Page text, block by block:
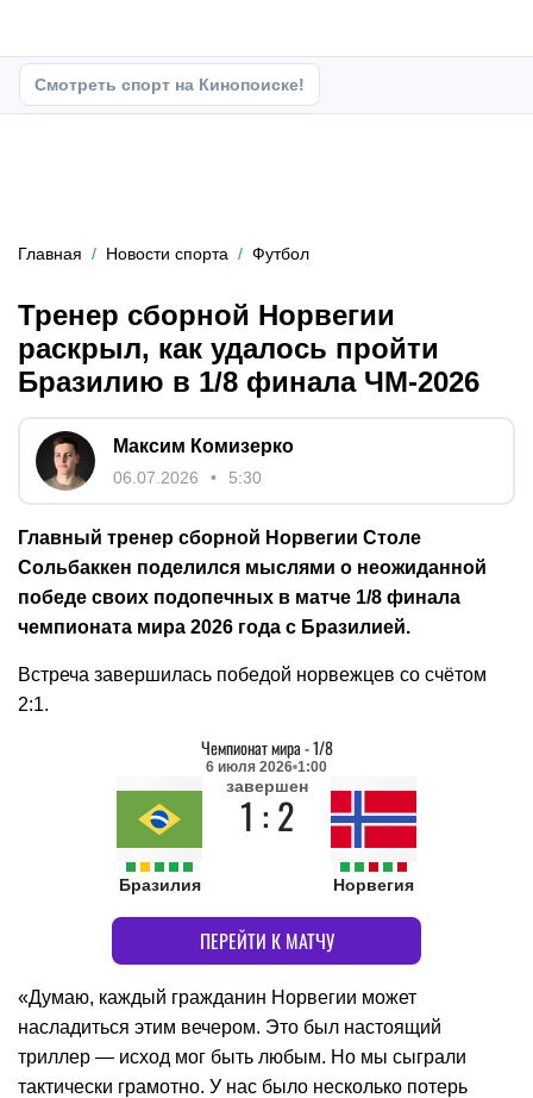
Смотреть спорт на Кинопоиске!
Главная Новости спорта Футбол
Тренер сборной Норвегии
раскрыл, как удалось пройти
Бразилию в 1/8 финала ЧМ-2026
Максим Комизерко
06.07.2026 5:30
Главный тренер сборной Норвегии Столе
Сольбаккен поделился мыслями о неожиданной
победе своих подопечных в матче 1/8 финала
чемпионата мира 2026 года с Бразилией.
Встреча завершилась победой норвежцев со счётом
2:1.
Чемпионат мира-1/8
6 июля 2026 1:00
Бразилия
завершен
1 : 2
Норвегия
ПЕРЕЙТИ К МАТЧУ
«Думаю, каждый гражданин Норвегии может
насладиться этим вечером. Это был настоящий
триллер — исход мог быть любым. Но мы сыграли
тактически грамотно. У нас было несколько потерь